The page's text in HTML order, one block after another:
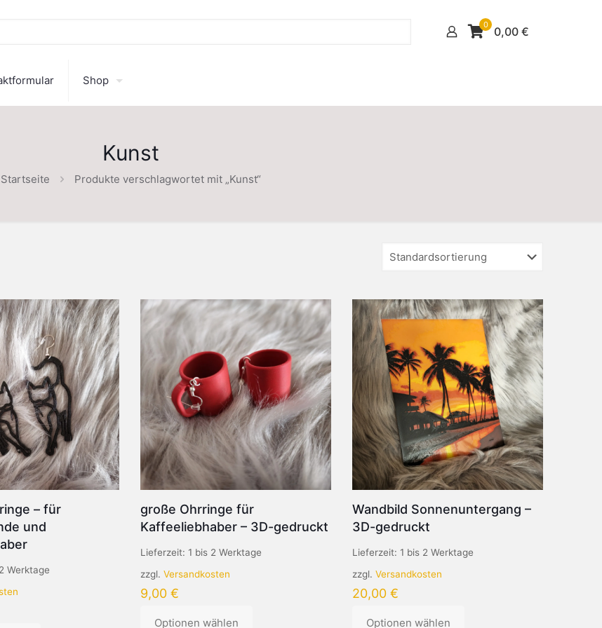
0 0,00 €
Shop
Kunst
Startseite Produkte verschlagwortet mit „Kunst“
– für
und
Werktage
große Ohrringe für
Kaffeeliebhaber – 3D-gedruckt
Lieferzeit: 1 bis 2 Werktage
zzgl. Versandkosten
9,00 €
Optionen wählen
Wandbild Sonnenuntergang –
3D-gedruckt
Lieferzeit: 1 bis 2 Werktage
zzgl. Versandkosten
20,00 €
Optionen wählen